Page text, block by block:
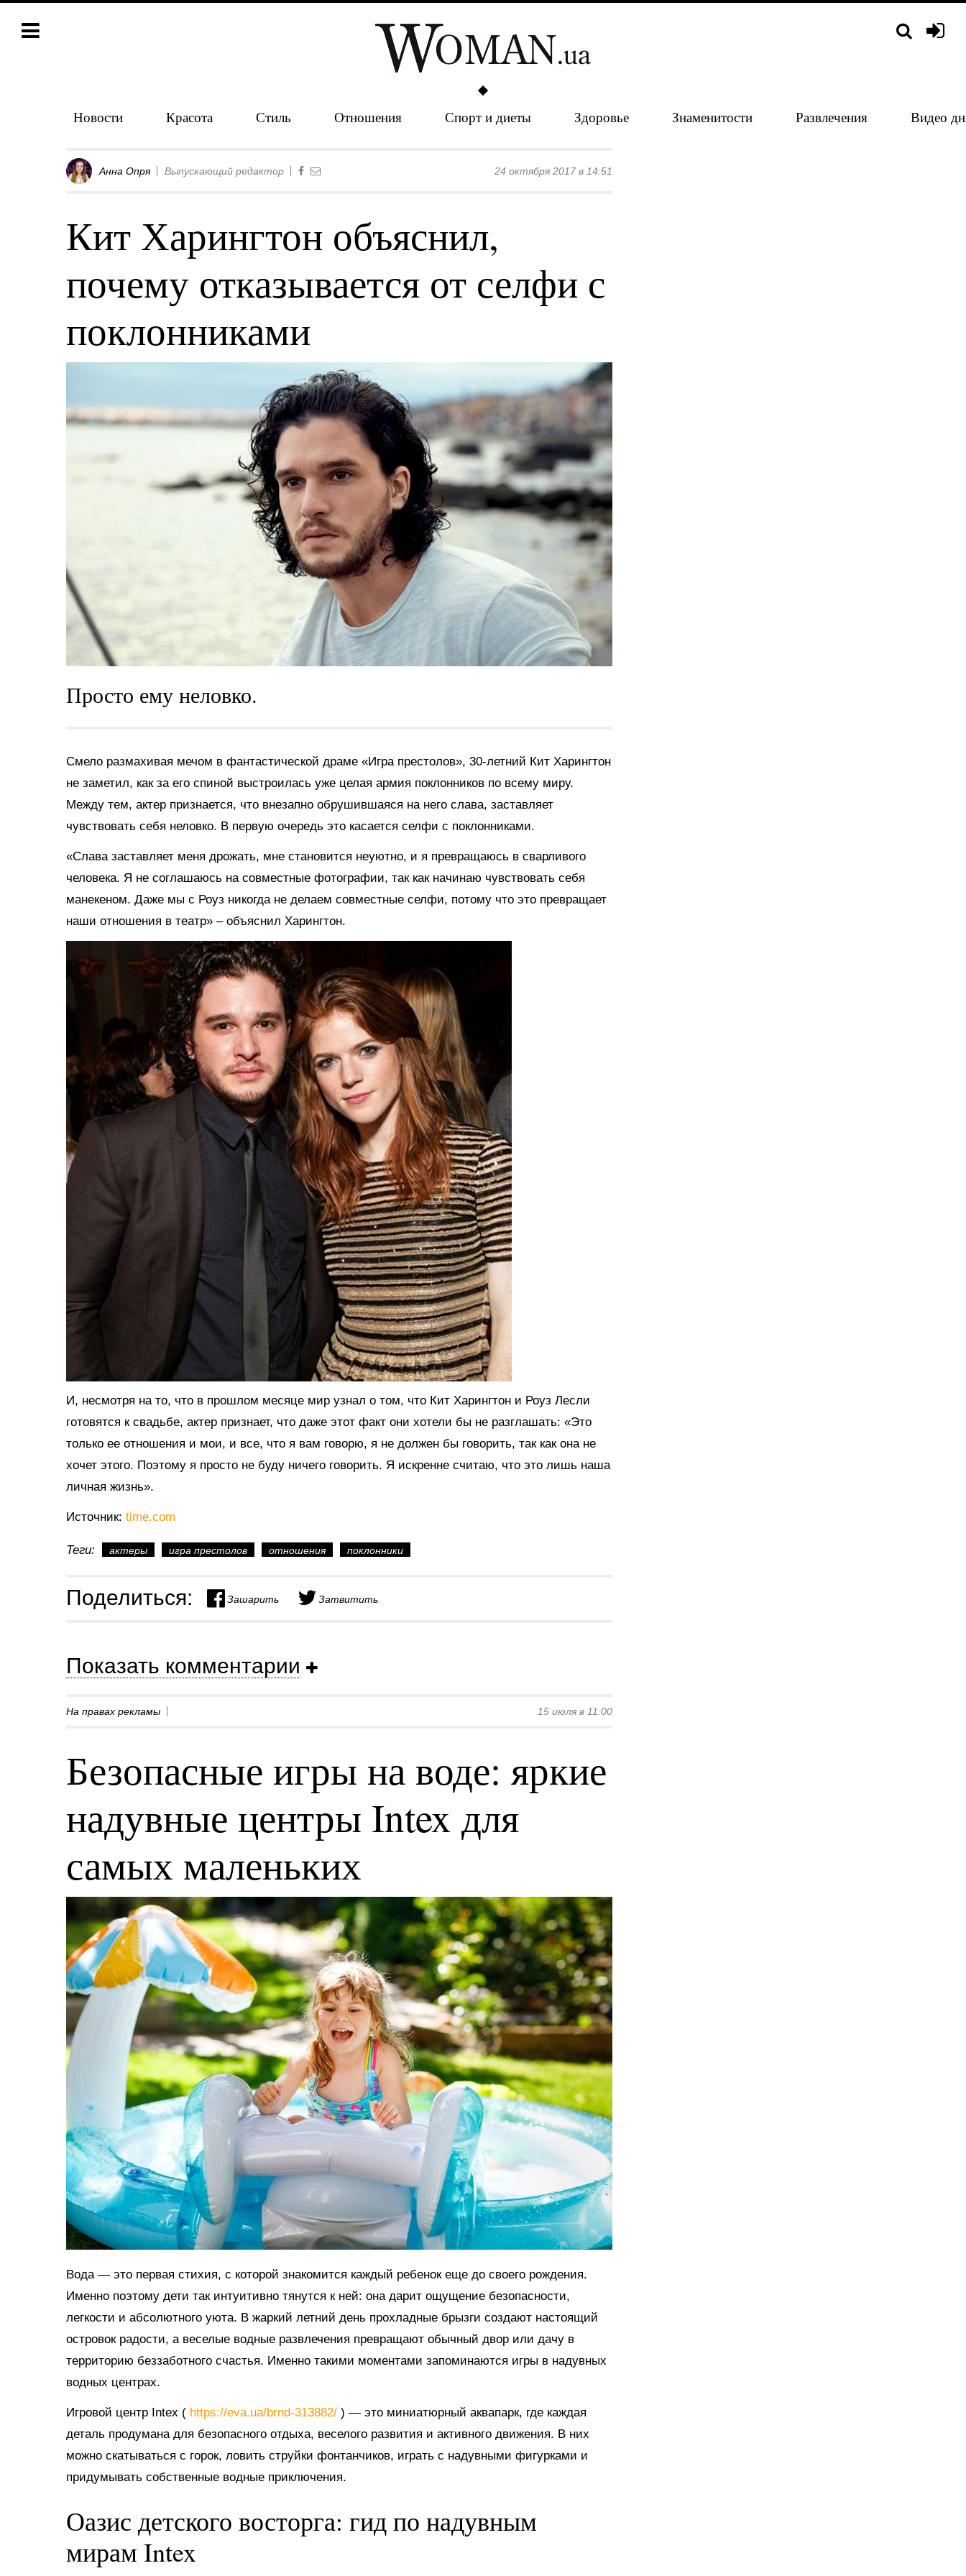
Новости Красота Стиль Отношения Спорт и диеты Здоровье Знаменитости Развлечения Видео
Анна Опря Выпускающий редактор 24 октября 2017 в 14:51
Кит Харингтон объяснил,
почему отказывается от селфи с
поклонниками
Просто ему неловко.
Смело размахивая мечом в фантастической драме «Игра престолов», 30-летний Кит Харингтон
не заметил, как за его спиной выстроилась уже целая армия поклонников по всему миру.
Между тем, актер признается, что внезапно обрушившаяся на него слава, заставляет
чувствовать себя неловко. В первую очередь это касается селфи с поклонниками.
«Слава заставляет меня дрожать, мне становится неуютно, и я превращаюсь в сварливого
человека. Я не соглашаюсь на совместные фотографии, так как начинаю чувствовать себя
манекеном. Даже мы с Роуз никогда не делаем совместные селфи, потому что это превращает
наши отношения в театр» – объяснил Харингтон.
И, несмотря на то, что в прошлом месяце мир узнал о том, что Кит Харингтон и Роуз Лесли
готовятся к свадьбе, актер признает, что даже этот факт они хотели бы не разглашать: «Это
только ее отношения и мои, и все, что я вам говорю, я не должен бы говорить, так как она не
хочет этого. Поэтому я просто не буду ничего говорить. Я искренне считаю, что это лишь наша
личная жизнь».
Источник: time.com
Теги: актеры игра престолов отношения поклонники
Поделиться: Зашарить Затвитить
Показать комментарии
На правах рекламы 15 июля в 11:00
Безопасные игры на воде: яркие
надувные центры Intex для
самых маленьких
Вода — это первая стихия, с которой знакомится каждый ребенок еще до своего рождения.
Именно поэтому дети так интуитивно тянутся к ней: она дарит ощущение безопасности,
легкости и абсолютного уюта. В жаркий летний день прохладные брызги создают настоящий
островок радости, а веселые водные развлечения превращают обычный двор или дачу в
территорию беззаботного счастья. Именно такими моментами запоминаются игры в надувных
водных центрах.
Игровой центр Intex ( https://eva.ua/brnd-313882/ ) — это миниатюрный аквапарк, где каждая
деталь продумана для безопасного отдыха, веселого развития и активного движения. В них
можно скатываться с горок, ловить струйки фонтанчиков, играть с надувными фигурками и
придумывать собственные водные приключения.
Оазис детского восторга: гид по надувным
мирам Intex